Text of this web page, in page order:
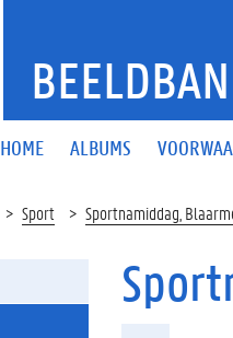
HOME ALBUMS
Sport Sportnamiddag,